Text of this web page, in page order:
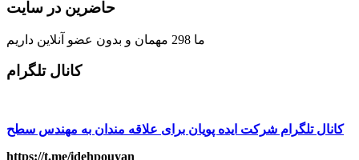
حاضرین در سایت
ما 298 مهمان و بدون عضو آنلاین داریم
کانال تلگرام
کانال تلگرام شرکت ایده پویان برای علاقه مندان به مهندس سطح
https://t.me/idehpouyan